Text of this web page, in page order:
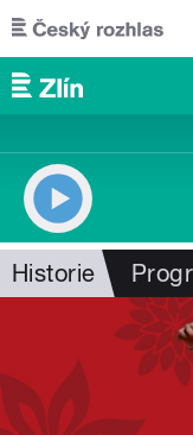
Přejít k hlavnímu
Historie